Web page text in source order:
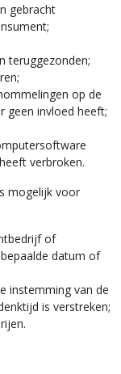
gebracht
teruggezonden;
op de
geen invloed heeft;
verbroken.
mogelijk voor
of
datum of
instemming van de
is verstreken;